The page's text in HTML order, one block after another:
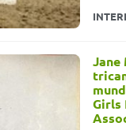
Jane
Girls